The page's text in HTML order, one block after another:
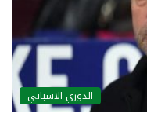
الدوري الاسباني